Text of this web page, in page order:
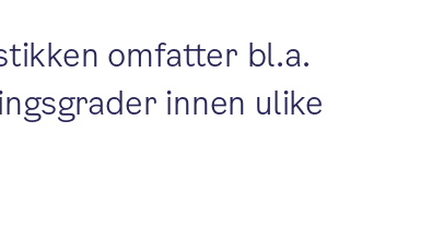
omfatter bl.a.
innen ulike